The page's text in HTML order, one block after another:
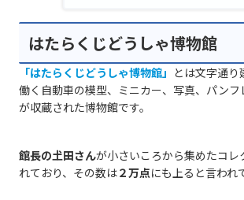
はたらくじどうしゃ博物館
「はたらくじどうしゃ博物館」 とは文字通り
働く自動車の模型、ミニカー、写真、パン
が収蔵された博物館です。
館長の𡈽田さんが小さいころから集めたコレ
れており、その数は２万点にも上ると言われ